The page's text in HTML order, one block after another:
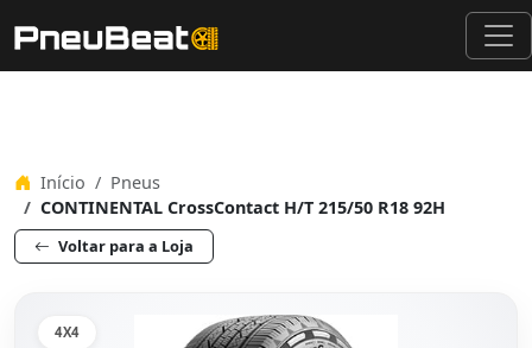
Início
Pneus
CONTINENTAL CrossContact H/T 215/50 R18 92H
Voltar para a Loja
4X4